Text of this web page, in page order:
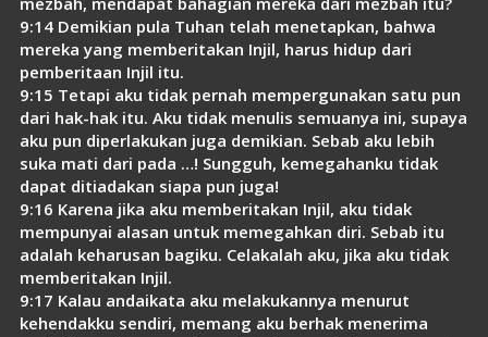
9:14 Demikian pula Tuhan telah menetapkan, bahwa
mereka yang memberitakan Injil, harus hidup dari
pemberitaan Injil itu.
9:15 Tetapi aku tidak pernah mempergunakan satu pun
dari hak-hak itu. Aku tidak menulis semuanya ini, supaya
aku pun diperlakukan juga demikian. Sebab aku lebih
suka mati dari pada …! Sungguh, kemegahanku tidak
dapat ditiadakan siapa pun juga!
9:16 Karena jika aku memberitakan Injil, aku tidak
mempunyai alasan untuk memegahkan diri. Sebab itu
adalah keharusan bagiku. Celakalah aku, jika aku tidak
memberitakan Injil.
9:17 Kalau andaikata aku melakukannya menurut
kehendakku sendiri, memang aku berhak menerima